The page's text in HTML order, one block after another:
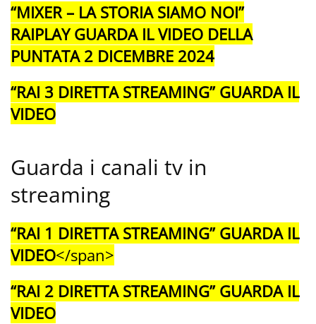
“MIXER – LA STORIA SIAMO NOI”
RAIPLAY GUARDA IL VIDEO DELLA
PUNTATA 2 DICEMBRE 2024
“RAI 3 DIRETTA STREAMING” GUARDA IL
VIDEO
Guarda i canali tv in
streaming
“RAI 1 DIRETTA STREAMING” GUARDA IL
VIDEO</span>
“RAI 2 DIRETTA STREAMING” GUARDA IL
VIDEO